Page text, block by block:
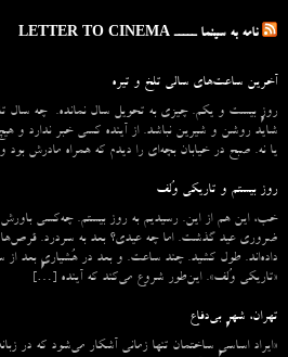
نامه به سینما ـــــ LETTER TO CINEMA
آخرین ساعت‌های سالی تلخ و تیره
روزِ بیست و یکم. چیزی به تحویل سال نمانده. چه سال
شاید روشن و شیرین نباشد. از آینده کسی خبر ندارد و
یا نه. صبح در خیابان بچه‌ای را دیدم که همراه مادرش
روز بیستم و تاریکی وُلف
خب، این هم از این. رسیدیم به روز بیستم. چه‌کسی
ضروری عید گذشت. اما چه عیدی؟ بعد به سردرد.
داده‌اند. طول کشید. چند ساعت. و بعد در هُشیاریِ بعد از
«تاریکی وُلف». این‌طور شروع می‌‌کند که آینده […]
تهران، شهرِ بی‌دفاع
«ایراد اساسیِ ساختمان تنها زمانی آشکار می‌شود که در